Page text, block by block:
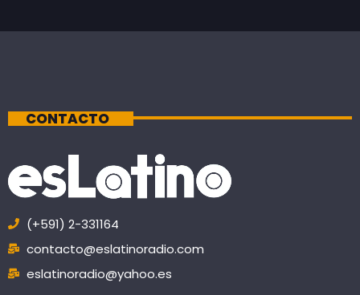
CONTACTO
(+591) 2-331164
contacto@eslatinoradio.com
eslatinoradio@yahoo.es